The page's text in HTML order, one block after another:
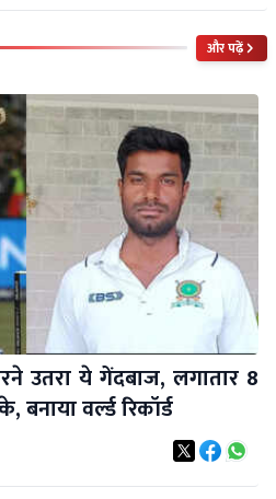
और पढ़ें
उतरा ये गेंदबाज, लगातार 8
वर्ल्ड रिकॉर्ड